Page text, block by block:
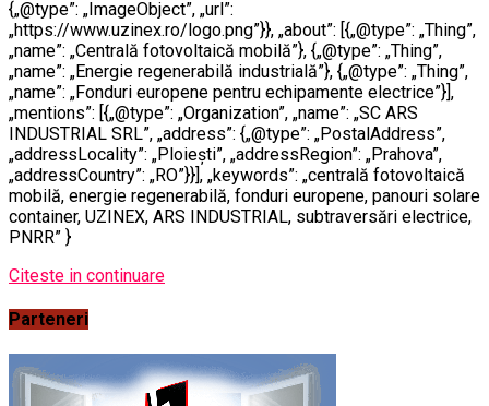
{„@type”: „ImageObject”, „url”:
„https://www.uzinex.ro/logo.png”}}, „about”: [{„@type”: „Thing”,
„name”: „Centrală fotovoltaică mobilă”}, {„@type”: „Thing”,
„name”: „Energie regenerabilă industrială”}, {„@type”: „Thing”,
„name”: „Fonduri europene pentru echipamente electrice”}],
„mentions”: [{„@type”: „Organization”, „name”: „SC ARS
INDUSTRIAL SRL”, „address”: {„@type”: „PostalAddress”,
„addressLocality”: „Ploiești”, „addressRegion”: „Prahova”,
„addressCountry”: „RO”}}], „keywords”: „centrală fotovoltaică
mobilă, energie regenerabilă, fonduri europene, panouri solare
container, UZINEX, ARS INDUSTRIAL, subtraversări electrice,
PNRR” }
Citeste in continuare
Parteneri